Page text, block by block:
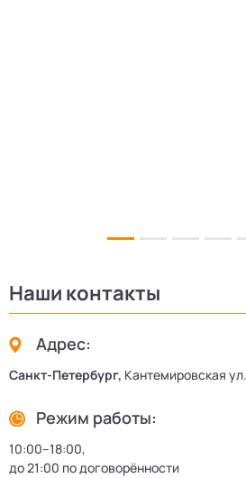
Наши контакты
Адрес:
Санкт-Петербург, Кантемировская
Режим работы:
10:00–18:00,
до 21:00 по договорённости